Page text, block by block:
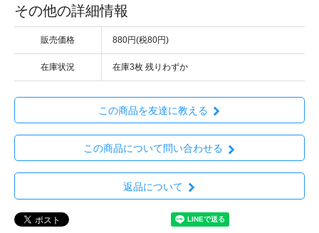
その他の詳細情報
販売価格 880円(税80円)
在庫状況 在庫3枚 残りわずか
この商品を友達に教える
この商品について問い合わせる
返品について